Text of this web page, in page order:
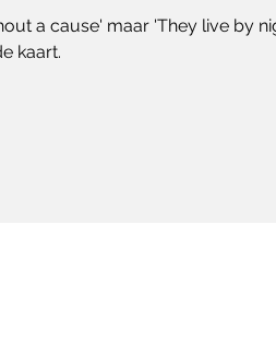
a cause' maar 'They live by
kaart.